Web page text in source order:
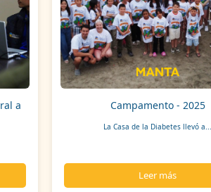
a Campamento - 2025
La Casa de la Diabetes llevó a...
Leer más